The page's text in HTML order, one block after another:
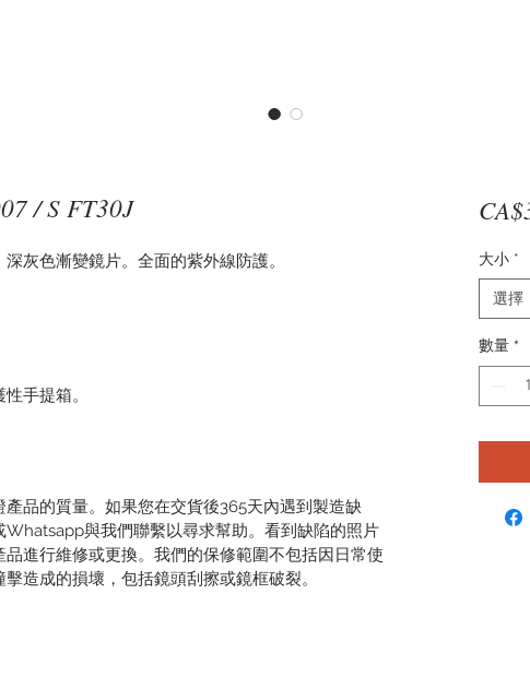
/ S FT30J
灰色漸變鏡片。全面的紫外線防護。
手提箱。
品的質量。如果您在交貨後365天內遇到製造缺
Whatsapp與我們聯繫以尋求幫助。看到缺陷的照片
進行維修或更換。我們的保修範圍不包括因日常使
造成的損壞，包括鏡頭刮擦或鏡框破裂。
大小 *
選擇
數量 *